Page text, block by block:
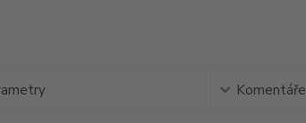
Komentáře